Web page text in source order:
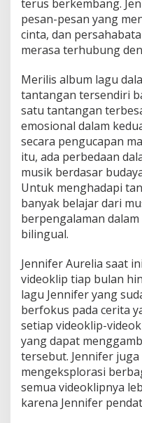
terus berkembang.
pesan-pesan yang
cinta, dan
merasa terhubung
Merilis album lagu
tantangan tersendiri
satu tantangan
emosional dalam
secara pengucapan
itu, ada perbedaan
musik berdasar
Untuk menghadapi
banyak belajar dari
berpengalaman
bilingual.
Jennifer Aurelia saat
videoklip tiap bulan
lagu Jennifer yang
berfokus pada cerita
setiap videoklip-
yang dapat
tersebut. Jennifer
mengeksplorasi
semua videoklipnya
karena Jennifer